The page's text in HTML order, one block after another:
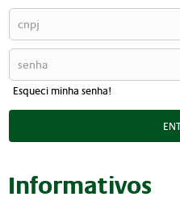
Esqueci minha senha!
Informativos